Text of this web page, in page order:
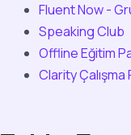
Fluent Now -
Speaking Club
Offline Eğitim
Clarity Çalışma